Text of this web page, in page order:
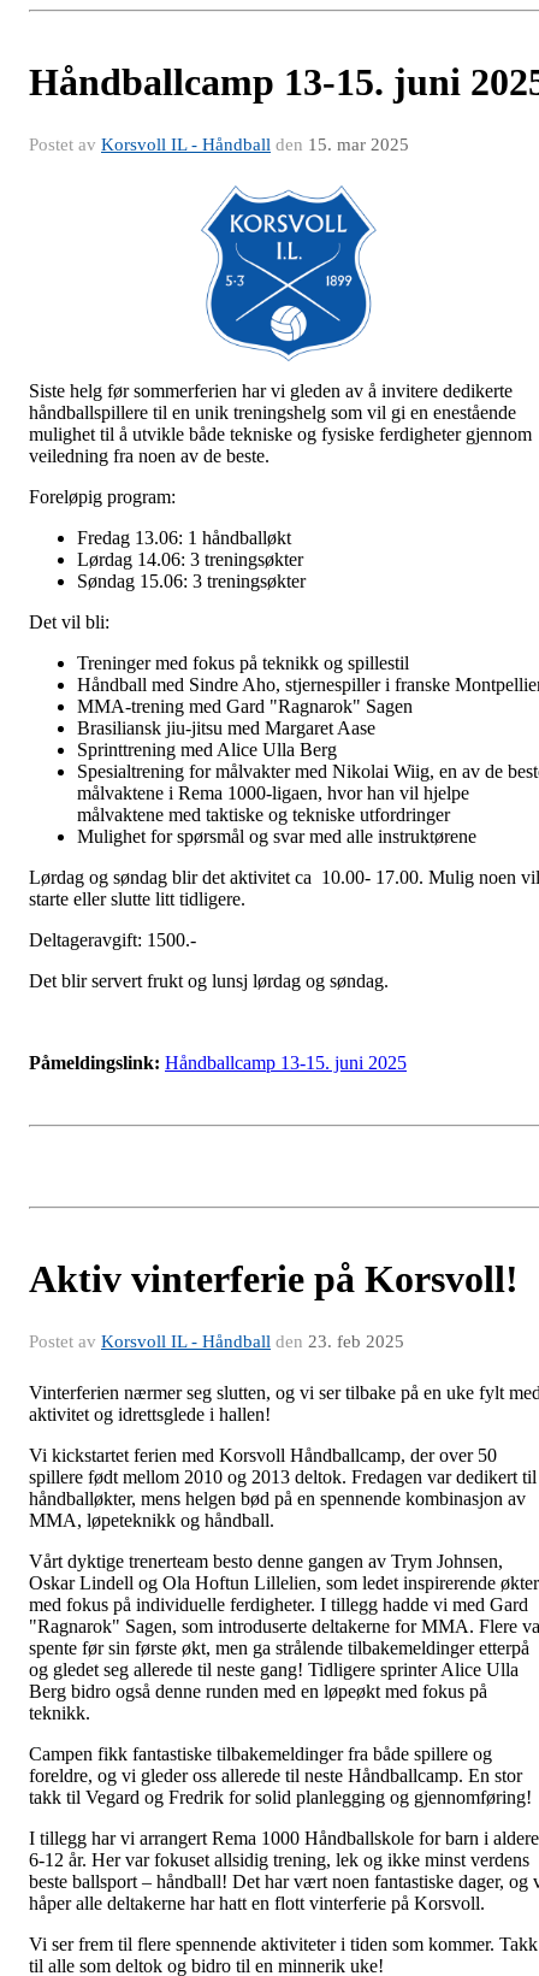
Håndballcamp 13-15. juni
Postet av Korsvoll IL - Håndball den 15. mar 2025
Siste helg før sommerferien har vi gleden av å invitere dedikerte
håndballspillere til en unik treningshelg som vil gi en enestående
mulighet til å utvikle både tekniske og fysiske ferdigheter gjennom
veiledning fra noen av de beste.
Foreløpig program:
Fredag 13.06: 1 håndballøkt
Lørdag 14.06: 3 treningsøkter
Søndag 15.06: 3 treningsøkter
Det vil bli:
Treninger med fokus på teknikk og spillestil
Håndball med Sindre Aho, stjernespiller i franske
MMA-trening med Gard "Ragnarok" Sagen
Brasiliansk jiu-jitsu med Margaret Aase
Sprinttrening med Alice Ulla Berg
Spesialtrening for målvakter med Nikolai Wiig, en av de
målvaktene i Rema 1000-ligaen, hvor han vil hjelpe
målvaktene med taktiske og tekniske utfordringer
Mulighet for spørsmål og svar med alle instruktørene
Lørdag og søndag blir det aktivitet ca 10.00- 17.00. Mulig noen vil
starte eller slutte litt tidligere.
Deltageravgift: 1500.-
Det blir servert frukt og lunsj lørdag og søndag.
Påmeldingslink: Håndballcamp 13-15. juni 2025
Aktiv vinterferie på Korsvoll!
Postet av Korsvoll IL - Håndball den 23. feb 2025
Vinterferien nærmer seg slutten, og vi ser tilbake på en uke fylt
aktivitet og idrettsglede i hallen!
Vi kickstartet ferien med Korsvoll Håndballcamp, der over 50
spillere født mellom 2010 og 2013 deltok. Fredagen var dedikert til
håndballøkter, mens helgen bød på en spennende kombinasjon av
MMA, løpeteknikk og håndball.
Vårt dyktige trenerteam besto denne gangen av Trym Johnsen,
Oskar Lindell og Ola Hoftun Lillelien, som ledet inspirerende økter
med fokus på individuelle ferdigheter. I tillegg hadde vi med Gard
"Ragnarok" Sagen, som introduserte deltakerne for MMA. Flere
spente før sin første økt, men ga strålende tilbakemeldinger etterpå
og gledet seg allerede til neste gang! Tidligere sprinter Alice Ulla
Berg bidro også denne runden med en løpeøkt med fokus på
teknikk.
Campen fikk fantastiske tilbakemeldinger fra både spillere og
foreldre, og vi gleder oss allerede til neste Håndballcamp. En stor
takk til Vegard og Fredrik for solid planlegging og gjennomføring!
I tillegg har vi arrangert Rema 1000 Håndballskole for barn i
6-12 år. Her var fokuset allsidig trening, lek og ikke minst verdens
beste ballsport – håndball! Det har vært noen fantastiske dager, og
håper alle deltakerne har hatt en flott vinterferie på Korsvoll.
Vi ser frem til flere spennende aktiviteter i tiden som kommer. Takk
til alle som deltok og bidro til en minnerik uke!